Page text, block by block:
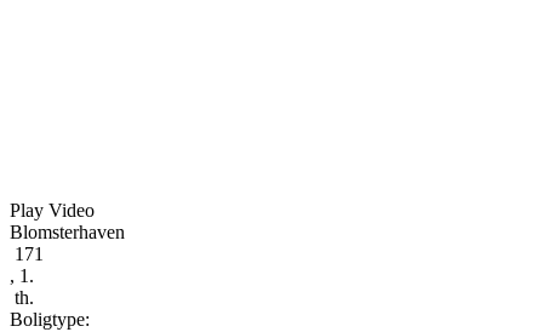
Play Video
Blomsterhaven
171
, 1.
th.
Boligtype: